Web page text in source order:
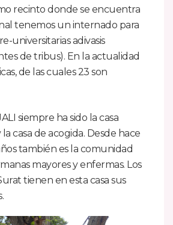
recinto donde se encuentra
tenemos un internado para
universitarias adivasis
de tribus). En la actualidad
de las cuales 23 son
siempre ha sido la casa
casa de acogida. Desde hace
también es la comunidad
mayores y enfermas. Los
tienen en esta casa sus